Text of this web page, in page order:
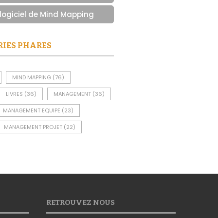
de Mind Mapping
PHARES
MIND MAPPING (76)
LIVRES (36) MANAGEMENT (36)
MANAGEMENT EQUIPE (23)
MANAGEMENT PROJET (22)
RETROUVEZ NOUS